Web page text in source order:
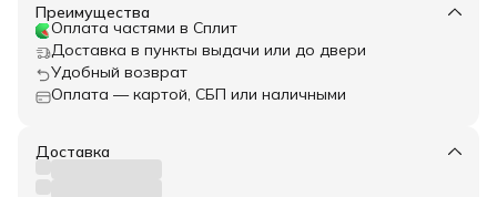
Преимущества
Оплата частями в Сплит
Доставка в пункты выдачи или до двери
Удобный возврат
Оплата — картой, СБП или наличными
Доставка